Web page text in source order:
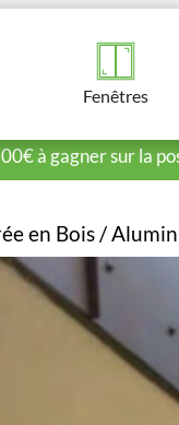
Fenêtres
à gagner sur la
en Bois /